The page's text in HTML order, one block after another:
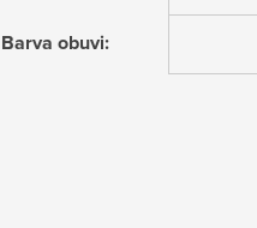
Barva obuvi: